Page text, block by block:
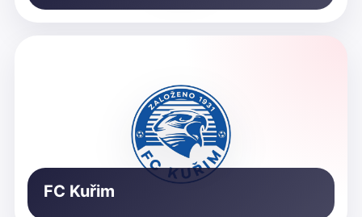
FC Kuřim